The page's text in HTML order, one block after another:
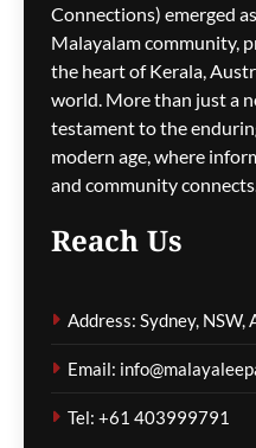
പേരെ
കൂടെ
Connections) emerged
Malayalam community,
the heart of Kerala,
world. More than just a
testament to the
modern age, where
and community
Reach Us
Address: Sydney, NSW,
Email:
Tel: +61 403999791